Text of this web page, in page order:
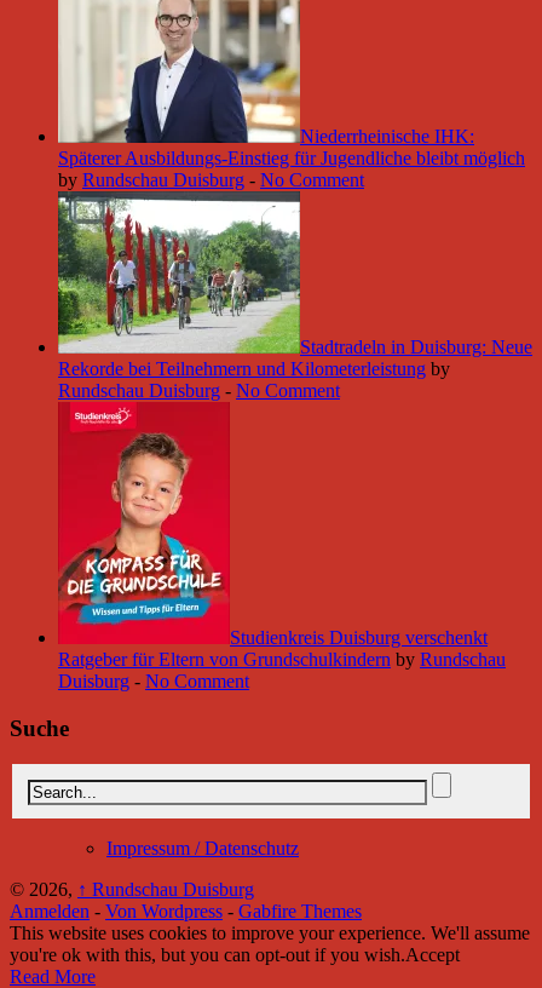
Niederrheinische IHK:
Späterer Ausbildungs-Einstieg für Jugendliche bleibt möglich
by Rundschau Duisburg - No Comment
Stadtradeln in Duisburg: Neue
Rekorde bei Teilnehmern und Kilometerleistung by
Rundschau Duisburg - No Comment
Studienkreis Duisburg verschenkt
Ratgeber für Eltern von Grundschulkindern by Rundschau
Duisburg - No Comment
Suche
Impressum / Datenschutz
© 2026, ↑ Rundschau Duisburg
Anmelden - Von Wordpress - Gabfire Themes
This website uses cookies to improve your experience. We'll assume
you're ok with this, but you can opt-out if you wish.Accept
Read More